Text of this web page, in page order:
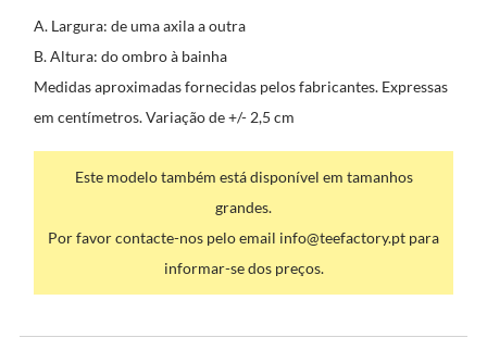
A. Largura: de uma axila a outra
B. Altura: do ombro à bainha
Medidas aproximadas fornecidas pelos fabricantes. Expressas
em centímetros. Variação de +/- 2,5 cm
Este modelo também está disponível em tamanhos
grandes.
Por favor contacte-nos pelo email info@teefactory.pt para
informar-se dos preços.